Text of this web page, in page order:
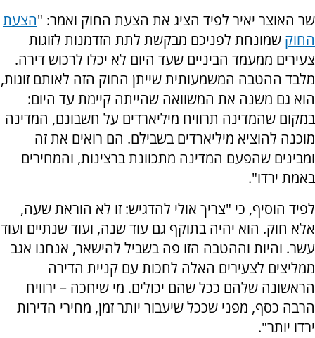
שר האוצר יאיר לפיד הציג את הצעת החוק ואמר: "הצעת
החוק שמונחת לפניכם מבקשת לתת הזדמנות לזוגות
צעירים ממעמד הביניים שעד היום לא יכלו לרכוש דירה.
מלבד ההטבה המשמעותית שייתן החוק הזה לאותם זוגות,
הוא גם משנה את המשוואה שהייתה קיימת עד היום:
במקום שהמדינה תרוויח מיליארדים על חשבונם, המדינה
מוכנה להוציא מיליארדים בשבילם. הם רואים את זה
ומבינים שהפעם המדינה מתכוונת ברצינות, והמחירים
באמת ירדו".
לפיד הוסיף, כי "צריך אולי להדגיש: זו לא הוראת שעה,
אלא חוק. הוא יהיה בתוקף גם עוד שנה, ועוד שנתיים ועוד
עשר. והיות וההטבה הזו פה בשביל להישאר, אנחנו אגב
ממליצים לצעירים האלה לחכות עם קניית הדירה
הראשונה שלהם ככל שהם יכולים. מי שיחכה – ירוויח
הרבה כסף, מפני שככל שיעבור יותר זמן, מחירי הדירות
ירדו יותר".